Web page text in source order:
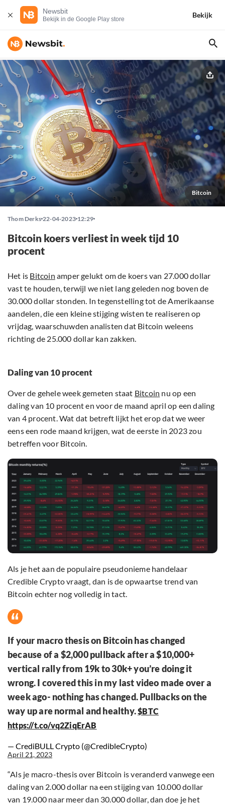
Newsbit
Bekijk in de Google Play store
Bekijk
Bitcoin
Thom Derks 22-04-2023 12:29
Bitcoin koers verliest in week tijd 10
procent
Het is Bitcoin amper gelukt om de koers van 27.000 dollar
vast te houden, terwijl we niet lang geleden nog boven de
30.000 dollar stonden. In tegenstelling tot de Amerikaanse
aandelen, die een kleine stijging wisten te realiseren op
vrijdag, waarschuwden analisten dat Bitcoin weleens
richting de 25.000 dollar kan zakken.
Daling van 10 procent
Over de gehele week gemeten staat Bitcoin nu op een
daling van 10 procent en voor de maand april op een daling
van 4 procent. Wat dat betreft lijkt het erop dat we weer
eens een rode maand krijgen, wat de eerste in 2023 zou
betreffen voor Bitcoin.
Als je het aan de populaire pseudonieme handelaar
Credible Crypto vraagt, dan is de opwaartse trend van
Bitcoin echter nog volledig in tact.
If your macro thesis on Bitcoin has changed
because of a $2,000 pullback after a $10,000+
vertical rally from 19k to 30k+ you’re doing it
wrong. I covered this in my last video made over a
week ago- nothing has changed. Pullbacks on the
way up are normal and healthy.$BTC
https://t.co/vq2ZiqErAB
— CrediBULL Crypto (@CredibleCrypto)
April 21, 2023
“Als je macro-thesis over Bitcoin is veranderd vanwege een
daling van 2.000 dollar na een stijging van 10.000 dollar
van 19.000 naar meer dan 30.000 dollar, dan doe je het